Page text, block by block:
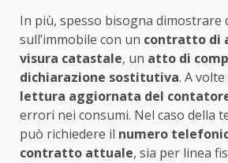
In più, spesso bisogna dimostrare
sull’immobile con un contratto di
visura catastale, un atto di
dichiarazione sostitutiva. A
lettura aggiornata del
errori nei consumi. Nel caso della
può richiedere il numero
contratto attuale, sia per linea